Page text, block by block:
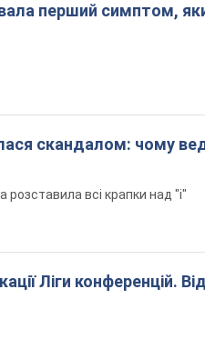
перший симптом,
скандалом: чому
всі крапки над "і"
Ліги конференцій.